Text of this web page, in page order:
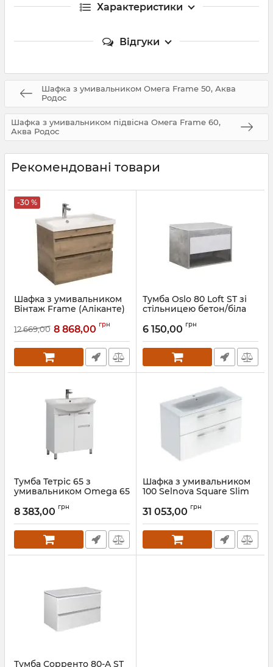
Характеристики
Відгуки
Шафка з умивальником Омега Frame 50, Аква
Родос
Шафка з умивальником підвісна Омега Frame 60,
Аква Родос
Рекомендовані товари
-30 %
Шафка з умивальником
Вінтаж Frame (Аліканте)
Артикул:АР000040258
12 669,00 8 868,00 грн
Тумба Oslo 80 Loft ST зі
стільницею бетон/біла
6 150,00 грн
Тумба Тетріс 65 з
умивальником Omega 65
8 383,00 грн
Шафка з умивальником
100 Selnova Square Slim
Артикул:501.244.00.1
31 053,00 грн
Тумба Сорренто 80-A ST